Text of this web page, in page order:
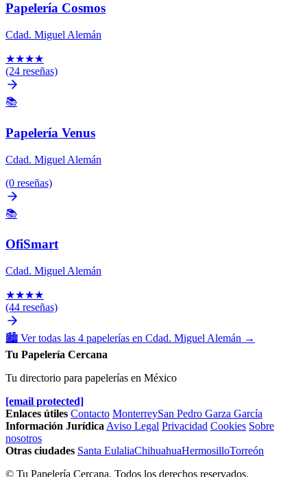
Papelería Cosmos
Cdad. Miguel Alemán
★★★★
(24 reseñas)
📚
Papelería Venus
Cdad. Miguel Alemán
(0 reseñas)
📚
OfiSmart
Cdad. Miguel Alemán
★★★★
(44 reseñas)
🏙️ Ver todas las 4 papelerías en Cdad. Miguel Alemán →
Tu Papelería Cercana
Tu directorio para papelerías en México
[email protected]
Enlaces útiles Contacto MonterreySan Pedro Garza García
Información Jurídica Aviso Legal Privacidad Cookies Sobre
nosotros
Otras ciudades Santa EulaliaChihuahuaHermosilloTorreón
© Tu Papelería Cercana. Todos los derechos reservados.